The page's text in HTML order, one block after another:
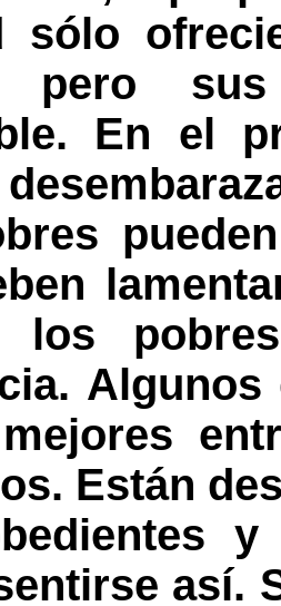
sólo
pero
En el
los
Están
así.